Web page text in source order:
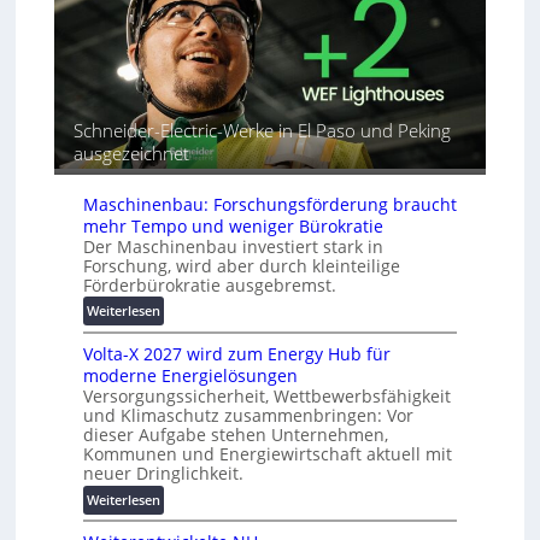
A
u
t
o
m
a
t
i
i
e
r
u
n
g
s
ö
s
u
n
g
e
n
r
i
a
l
e
i
h
i
n
d
e
G
e
r
t
e
s
c
h
u
t
z
u
n
d
d
i
g
i
Schneider-Electric-Werke in El Paso und Peking
ausgezeichnet
Maschinenbau: Forschungsförderung braucht
mehr Tempo und weniger Bürokratie
Der Maschinenbau investiert stark in
Forschung, wird aber durch kleinteilige
Förderbürokratie ausgebremst.
Weiterlesen:
M
a
s
c
h
i
n
e
n
b
Volta-X 2027 wird zum Energy Hub für
moderne Energielösungen
Versorgungssicherheit, Wettbewerbsfähigkeit
und Klimaschutz zusammenbringen: Vor
dieser Aufgabe stehen Unternehmen,
Kommunen und Energiewirtschaft aktuell mit
neuer Dringlichkeit.
Weiterlesen:
V